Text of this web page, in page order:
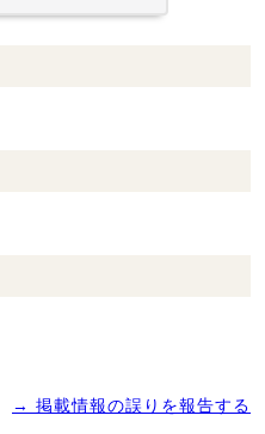
→ 掲載情報の誤りを報告する